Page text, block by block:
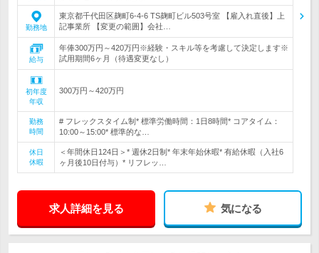
勤務地
東京都千代田区麹町6-4-6 TS麹町ビル503号室 【雇入れ直後】上
記事業所 【変更の範囲】会社…
給与
年俸300万円～420万円※経験・スキル等を考慮して決定します※
試用期間6ヶ月（待遇変更なし）
初年度
年収
300万円～420万円
勤務
時間
# フレックスタイム制* 標準労働時間：1日8時間* コアタイム：
10:00～15:00* 標準的な…
休日
休暇
＜年間休日124日＞* 週休2日制* 年末年始休暇* 有給休暇（入社6
ヶ月後10日付与）* リフレッ…
求人詳細を見る 気になる